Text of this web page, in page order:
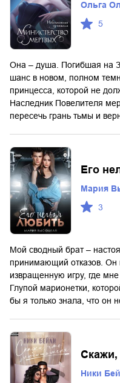
Ольга
5
Она – душа. Погибшая на
шанс в новом, полном
принцесса, которой не
Наследник Повелителя
пересечь грань тьмы и
Его
Мария
3
Мой сводный брат –
принимающий отказов. Он
извращенную игру, где
Глупой марионетки,
бы я только знала, что он
Ники